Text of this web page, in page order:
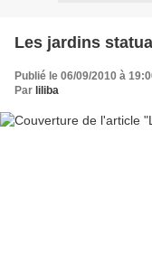
Les jardins
Publié le 06/09/2010 à
Par liliba